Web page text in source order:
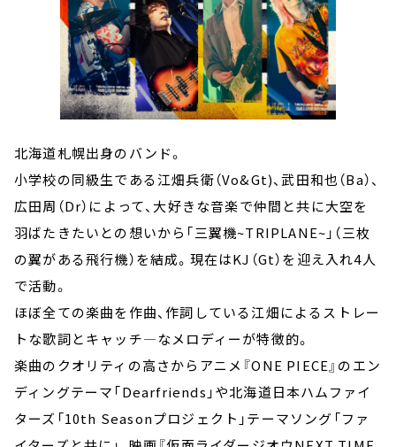
北海道札幌出身のバンド。
小学校の同級生である江畑兵衛（Vo&Gt)、武田和也（Ba）、
広田周（Dr）によって、大好きな音楽で仲間と共に大空を
羽ばたきたいとの想いから「三翼機~TRIPLANE~」（三枚
の翼がある飛行機）を結成。現在はKJ（Gt）を迎え入れ4人
で活動。
ほぼ全ての楽曲を作曲、作詞している江畑によるストレー
トな歌詞とキャッチ―なメロディーが特徴的。
楽曲のクオリティの高さからアニメ『ONE PIECE』のエン
ディングテーマ「Dearfriends」や北海道日本ハムファイ
ターズ「10th Seasonプロジェクト」テーマソング「ファ